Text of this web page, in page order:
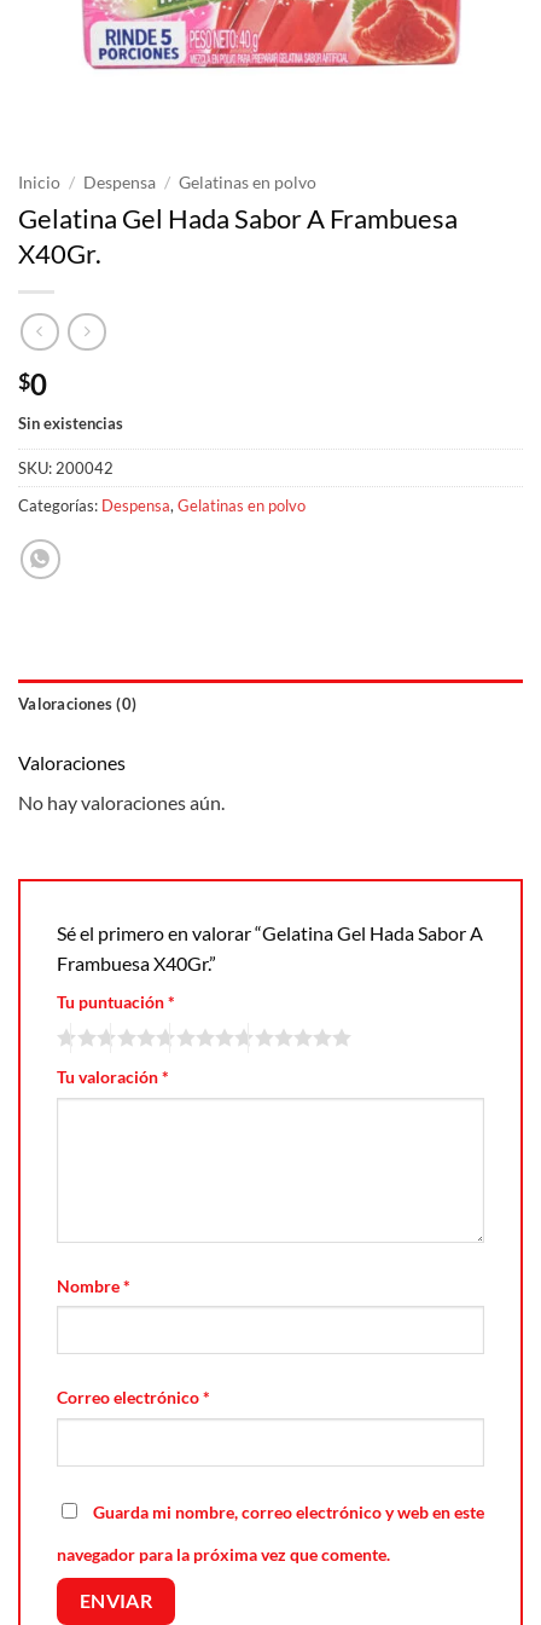
Inicio / Despensa / Gelatinas en polvo
Gelatina Gel Hada Sabor A Frambuesa
X40Gr.
$0
Sin existencias
SKU:200042
Categorías: Despensa,Gelatinas en polvo
Valoraciones (0)
Valoraciones
No hay valoraciones aún.
Sé el primero en valorar “Gelatina Gel Hada Sabor A
Frambuesa X40Gr.”
Tu puntuación*
Tu valoración*
Nombre*
Correo electrónico*
Guarda mi nombre, correo electrónico y web en este
navegador para la próxima vez que comente.